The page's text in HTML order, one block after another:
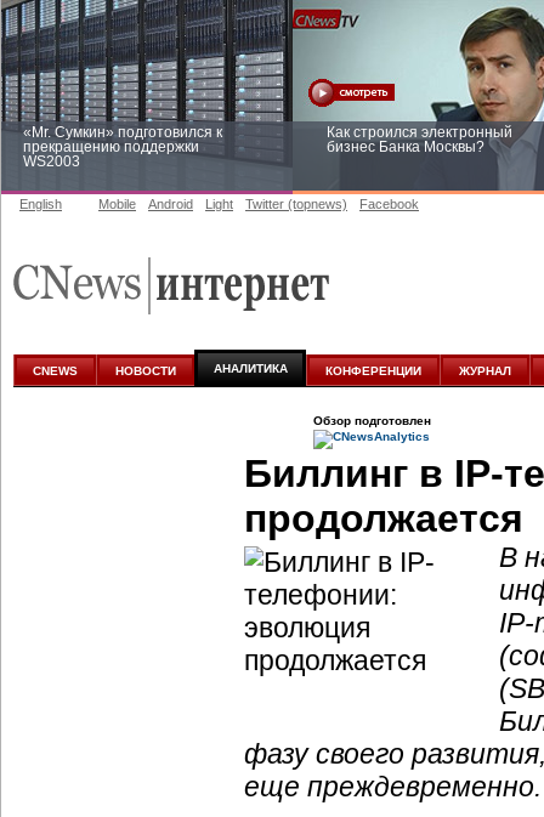
«Mr. Сумкин» подготовился к
прекращению поддержки
WS2003
Как строился электронный
бизнес Банка Москвы?
аналитике
English Mobile Android Light Twitter (topnews) Facebook
CNEWS НОВОСТИ АНАЛИТИКА КОНФЕРЕНЦИИ ЖУРНАЛ
Обзор подготовлен
Биллинг в IP-
продолжается
В
фазу своего
еще преждевременно.